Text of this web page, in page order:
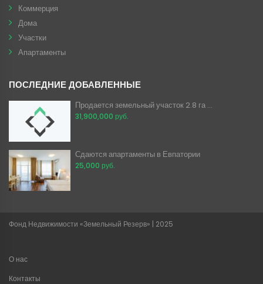
Коммерция
Дома
Участки
Апартаменты
ПОСЛЕДНИЕ ДОБАВЛЕННЫЕ
Продается земельный участок 2.8 га ...
31,900,000 руб.
Сдаются апартаменты в Евпатории
25,000 руб.
Фонд Недвижимости «Земельный Резерв» | 2025
О нас
Контакты